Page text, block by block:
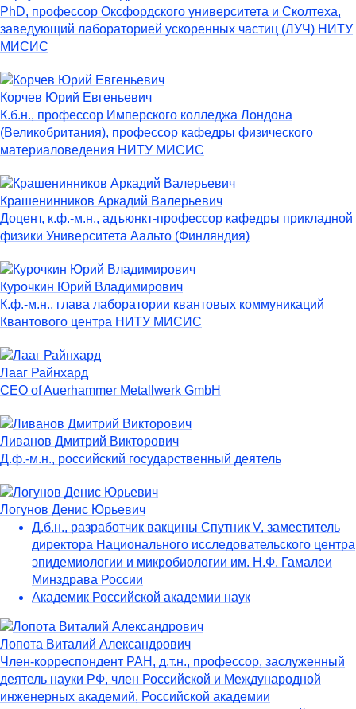
PhD, профессор Оксфордского университета и Сколтеха,
заведующий лабораторией ускоренных частиц (ЛУЧ) НИТУ
МИСИС
Корчев Юрий Евгеньевич
К.б.н., профессор Имперского колледжа Лондона
(Великобритания), профессор кафедры физического
материаловедения НИТУ МИСИС
Крашенинников Аркадий Валерьевич
Доцент, к.ф.-м.н., адъюнкт-профессор кафедры прикладной
физики Университета Аальто (Финляндия)
Курочкин Юрий Владимирович
К.ф.-м.н., глава лаборатории квантовых коммуникаций
Квантового центра НИТУ МИСИС
Лааг Райнхард
CEO of Auerhammer Metallwerk GmbH
Ливанов Дмитрий Викторович
Д.ф.-м.н., российский государственный деятель
Логунов Денис Юрьевич
Д.б.н., разработчик вакцины Спутник V, заместитель
директора Национального исследовательского центра
эпидемиологии и микробиологии им. Н.Ф. Гамалеи
Минздрава России
Академик Российской академии наук
Лопота Виталий Александрович
Член-корреспондент РАН, д.т.н., профессор, заслуженный
деятель науки РФ, член Российской и Международной
инженерных академий, Российской академии